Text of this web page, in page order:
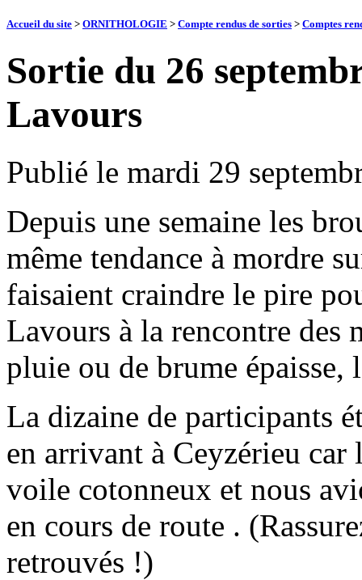
Accueil du site > ORNITHOLOGIE > Compte rendus de sorties > Comptes
Sortie du 26
Lavours
Publié le mardi 29
Depuis une semaine les
même tendance à mordre
faisaient craindre le pire
Lavours à la rencontre des
pluie ou de brume épaisse,
La dizaine de participants
en arrivant à Ceyzérieu car
voile cotonneux et nous
en cours de route .
retrouvés !)